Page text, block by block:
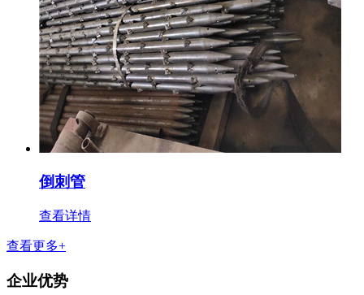
倒刺管
查看详情
查看更多+
企业优势